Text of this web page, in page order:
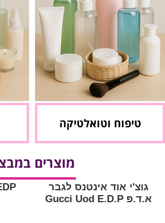
טיפוח וטואלטיקה
מוצרים
גוצ'י אוד אינטנס לגבר
א.ד.פ Gucci Uod E.D.P